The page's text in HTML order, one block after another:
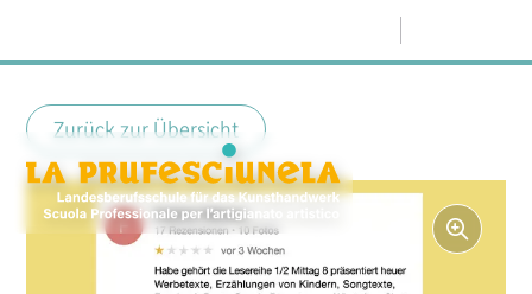
Zurück zur Übersicht